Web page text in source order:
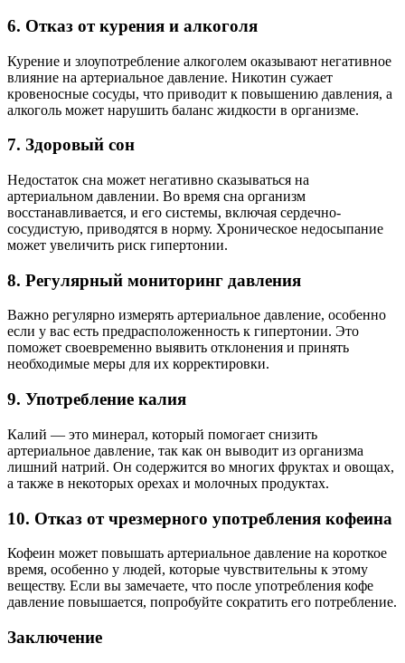
6. Отказ от курения и алкоголя
Курение и злоупотребление алкоголем оказывают негативное
влияние на артериальное давление. Никотин сужает
кровеносные сосуды, что приводит к повышению давления, а
алкоголь может нарушить баланс жидкости в организме.
7. Здоровый сон
Недостаток сна может негативно сказываться на
артериальном давлении. Во время сна организм
восстанавливается, и его системы, включая сердечно-
сосудистую, приводятся в норму. Хроническое недосыпание
может увеличить риск гипертонии.
8. Регулярный мониторинг давления
Важно регулярно измерять артериальное давление, особенно
если у вас есть предрасположенность к гипертонии. Это
поможет своевременно выявить отклонения и принять
необходимые меры для их корректировки.
9. Употребление калия
Калий — это минерал, который помогает снизить
артериальное давление, так как он выводит из организма
лишний натрий. Он содержится во многих фруктах и овощах,
а также в некоторых орехах и молочных продуктах.
10. Отказ от чрезмерного употребления кофеина
Кофеин может повышать артериальное давление на короткое
время, особенно у людей, которые чувствительны к этому
веществу. Если вы замечаете, что после употребления кофе
давление повышается, попробуйте сократить его потребление.
Заключение